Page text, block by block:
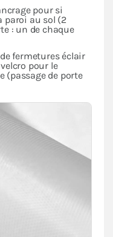
pour si
paroi au sol (2
: un de chaque
fermetures éclair
pour le
(passage de porte